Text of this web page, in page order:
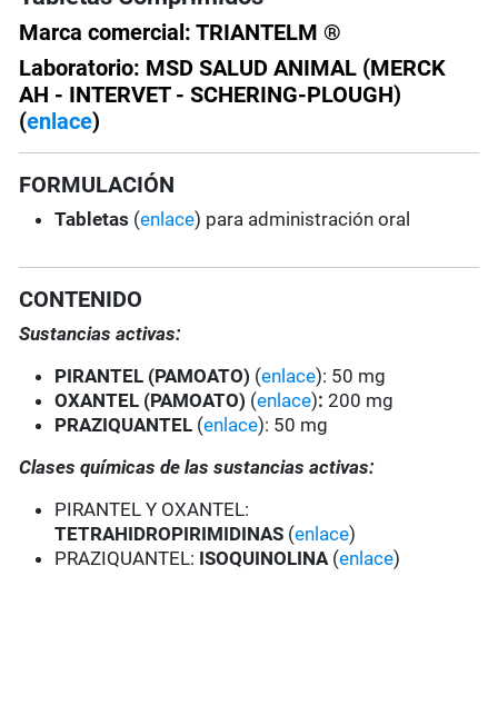
Marca comercial: TRIANTELM ®
Laboratorio: MSD SALUD ANIMAL (MERCK
AH - INTERVET - SCHERING-PLOUGH)
(enlace)
FORMULACIÓN
Tabletas (enlace) para administración oral
CONTENIDO
Sustancias activas:
PIRANTEL (PAMOATO) (enlace): 50 mg
OXANTEL (PAMOATO) (enlace): 200 mg
PRAZIQUANTEL (enlace): 50 mg
Clases químicas de las sustancias activas:
PIRANTEL Y OXANTEL:
TETRAHIDROPIRIMIDINAS (enlace)
PRAZIQUANTEL: ISOQUINOLINA(enlace)